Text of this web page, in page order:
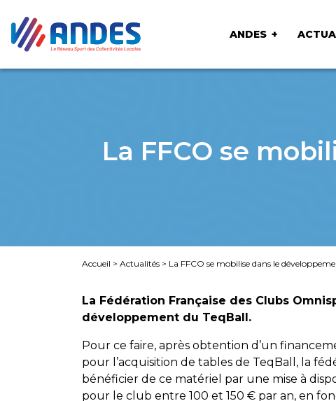
ANDES
La FFCO se
Accueil > Actualités > La FFCO se mobilise dans le
La Fédération Française des Clubs
développement du TeqBall.
Pour ce faire, après obtention d’un
pour l’acquisition de tables de TeqBall, la
bénéficier de ce matériel par une mise à
pour le club entre 100 et 150 € par an, en